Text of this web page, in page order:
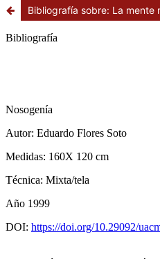
Bibliografía sobre: La mente